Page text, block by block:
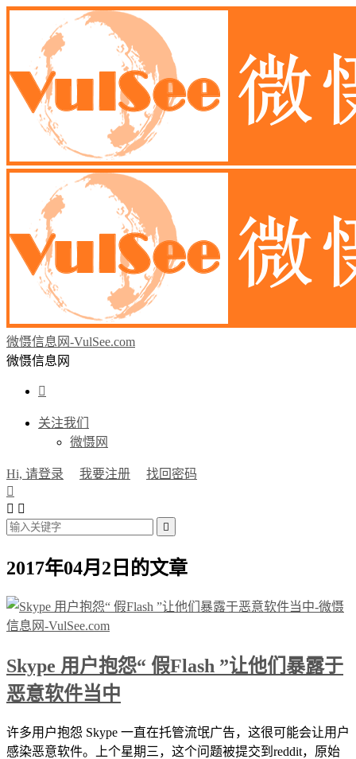
微慑信息网-VulSee.com
微慑信息网

关注我们
微慑网
Hi, 请登录 我要注册
找回密码

 

2017年04月2日的文章
Skype 用户抱怨“ 假Flash ”让他们暴露于
恶意软件当中
许多用户抱怨 Skype 一直在托管流氓广告，这很可能会让用户
感染恶意软件。上个星期三，这个问题被提交到reddit，原始